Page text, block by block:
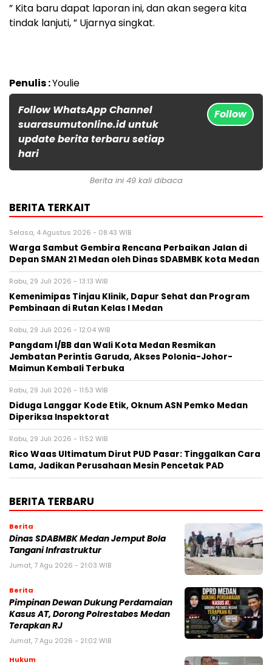
” Kita baru dapat laporan ini, dan akan segera kita
tindak lanjuti, ” Ujarnya singkat.
Penulis :Youlie
Follow WhatsApp Channel
suarasumutonline.id untuk
update berita terbaru setiap
hari
Follow
Berita ini 49 kali dibaca
BERITA TERKAIT
Selasa, 4 Agustus 2026 - 08:43 WIB
Warga Sambut Gembira Rencana Perbaikan Jalan di
Depan SMAN 21 Medan oleh Dinas SDABMBK kota Medan
Rabu, 29 Juli 2026 - 13:13 WIB
Kemenimipas Tinjau Klinik, Dapur Sehat dan Program
Pembinaan di Rutan Kelas I Medan
Rabu, 29 Juli 2026 - 12:04 WIB
Pangdam I/BB dan Wali Kota Medan Resmikan
Jembatan Perintis Garuda, Akses Polonia-Johor-
Maimun Kembali Terbuka
Rabu, 29 Juli 2026 - 11:53 WIB
Diduga Langgar Kode Etik, Oknum ASN Pemko Medan
Diperiksa Inspektorat
Rabu, 29 Juli 2026 - 11:52 WIB
Rico Waas Ultimatum Dirut PUD Pasar: Tinggalkan Cara
Lama, Jadikan Perusahaan Mesin Pencetak PAD
BERITA TERBARU
Berita
Dinas SDABMBK Medan Jemput Bola
Tangani Infrastruktur
Jumat, 7 Agu 2026 - 21:03 WIB
Berita
Pimpinan Dewan Dukung Perdamaian
Kasus AT, Dorong Polrestabes Medan
Terapkan RJ
Jumat, 7 Agu 2026 - 21:02 WIB
Hukum